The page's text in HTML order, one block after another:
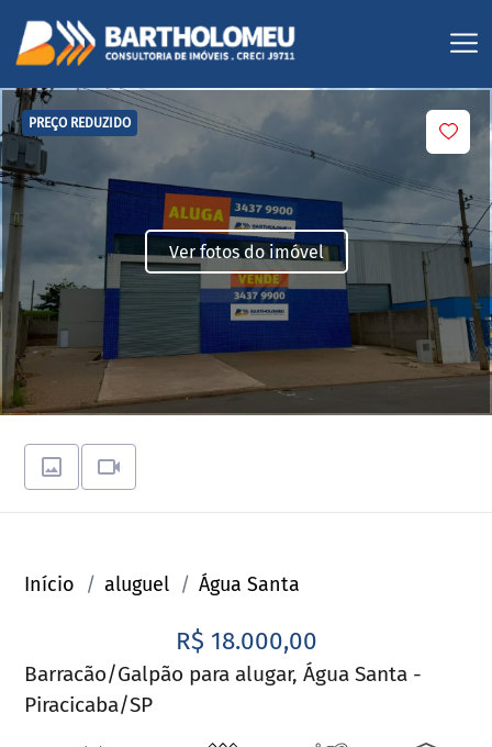
PREÇO REDUZIDO
Ver fotos do imóvel
Início aluguel Água Santa
R$ 18.000,00
Barracão/Galpão para alugar, Água Santa -
Piracicaba/SP